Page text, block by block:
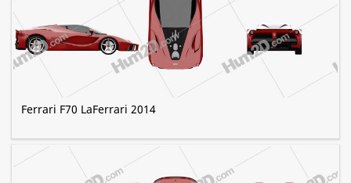
Ferrari F70 LaFerrari 2014